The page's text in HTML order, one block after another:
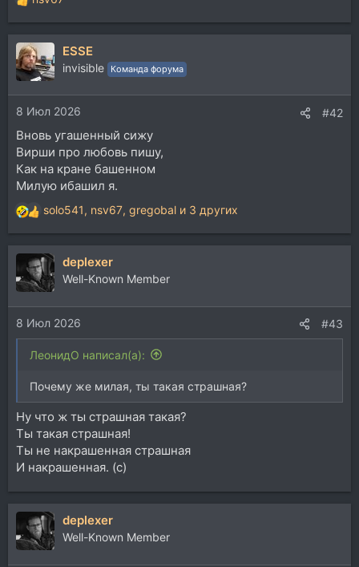
Р
е
а
к
ц
и
и
:
ESSE
invisible Команда форума
8 Июл 2026 #42
Вновь угашенный сижу
Вирши про любовь пишу,
Как на кране башенном
Милую ибашил я.
Р
е
а
ц
и
и
:
solo541, nsv67, gregobal и 3 других
deplexer
Well-Known Member
8 Июл 2026 #43
ЛеонидО написал(а):
Почему же милая, ты такая страшная?
Ну что ж ты страшная такая?
Ты такая страшная!
Ты не накрашенная страшная
И накрашенная. (с)
deplexer
Well-Known Member